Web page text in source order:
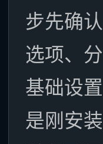
步先确
选项、
基础设
是刚安